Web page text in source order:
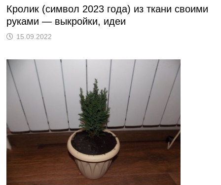
Кролик (символ 2023 года) из ткани своими
руками — выкройки, идеи
15.09.2022